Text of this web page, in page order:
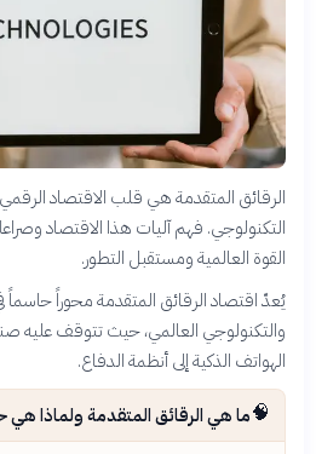
الرقائق المتقدمة هي قلب الاقتصاد
التكنولوجي. فهم آليات هذا الاقتصاد
القوة العالمية ومستقبل التطور.
يُعدّ اقتصاد الرقائق المتقدمة محوراً
والتكنولوجي العالمي، حيث تتوقف عليه
الهواتف الذكية إلى أنظمة الدفاع.
🧠ما هي الرقائق المتقدمة ولماذا هي